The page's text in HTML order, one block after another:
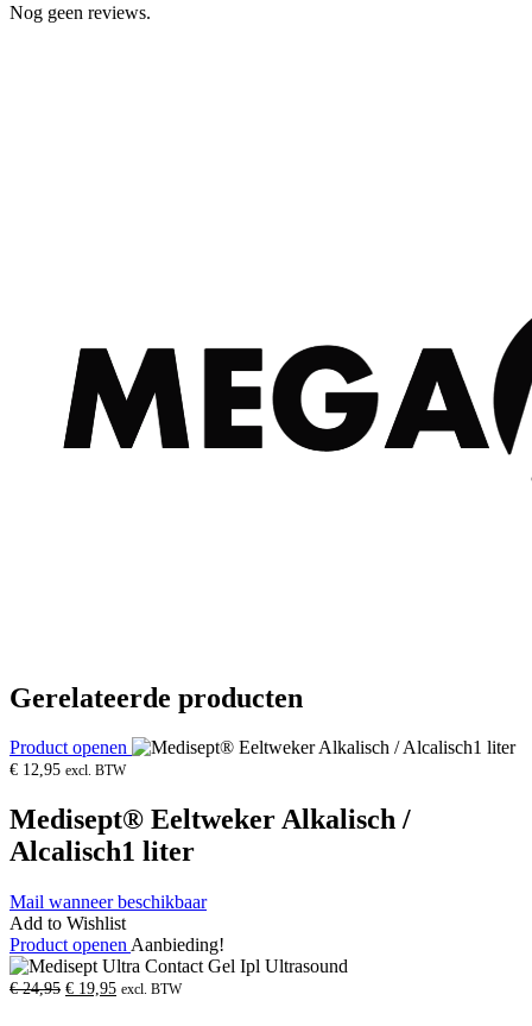
Nog geen reviews.
Gerelateerde producten
Product openen
€ 12,95 excl. BTW
Medisept® Eeltweker Alkalisch /
Alcalisch1 liter
Mail wanneer beschikbaar
Add to Wishlist
Product openen Aanbieding!
€24,95 Oorspronkelijke
€ 19,95Huidige
excl. BTW